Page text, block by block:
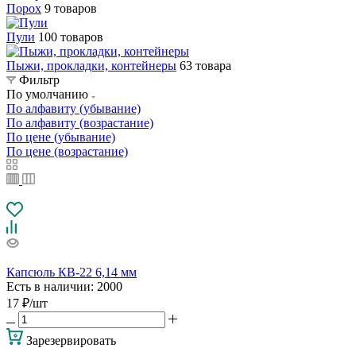
Порох 9 товаров
Пули 100 товаров
Пыжи, прокладки, контейнеры 63 товара
Фильтр
По умолчанию
По алфавиту (убывание)
По алфавиту (возрастание)
По цене (убывание)
По цене (возрастание)
Капсюль КВ-22 6,14 мм
Есть в наличии: 2000
17 ₽/шт
Зарезервировать